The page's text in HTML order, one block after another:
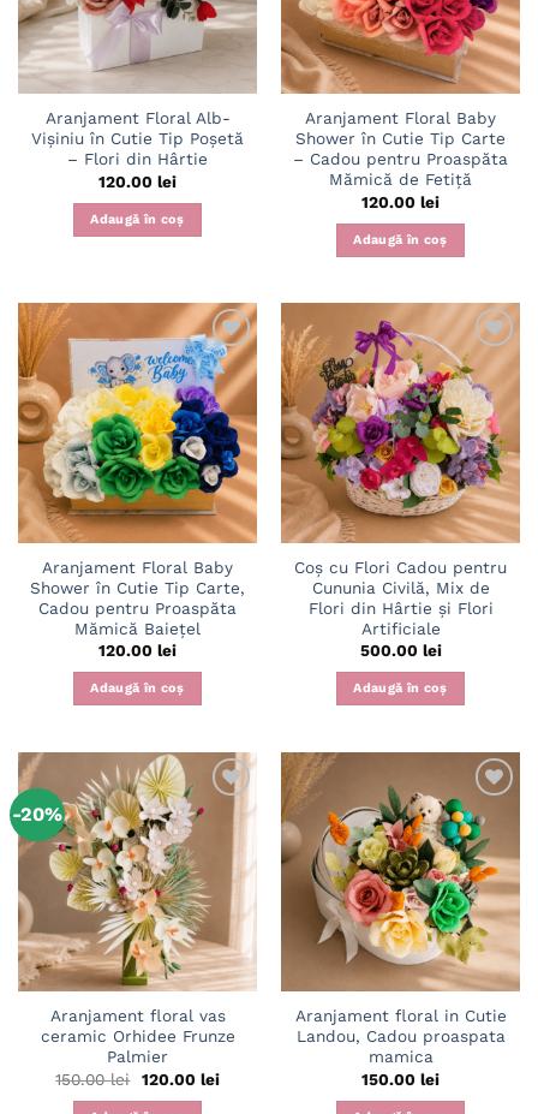
Aranjament Floral Alb-
Vișiniu în Cutie Tip Poșetă
– Flori din Hârtie
120.00 lei
Adaugă în coș
Aranjament Floral Baby
Shower în Cutie Tip Carte
– Cadou pentru Proaspăta
Mămică de Fetiță
120.00 lei
Adaugă în coș
Adaugă
în
wishlist
Aranjament Floral Baby
Shower în Cutie Tip Carte,
Cadou pentru Proaspăta
Mămică Baiețel
120.00 lei
Adaugă în coș
Adaugă
în
wishlist
Coș cu Flori Cadou pentru
Cununia Civilă, Mix de
Flori din Hârtie și Flori
Artificiale
500.00 lei
Adaugă în coș
-20%
wishlist
Aranjament floral vas
ceramic Orhidee Frunze
Palmier
150.00lei Prețul
a
120.00 leiPrețul
Adaugă
în
wishlist
Aranjament floral in Cutie
Landou, Cadou proaspata
mamica
150.00 lei